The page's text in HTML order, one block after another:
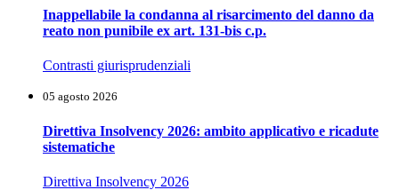
Inappellabile la condanna al risarcimento del danno da
reato non punibile ex art. 131-bis c.p.
Contrasti giurisprudenziali
05 agosto 2026
Direttiva Insolvency 2026: ambito applicativo e ricadute
sistematiche
Direttiva Insolvency 2026